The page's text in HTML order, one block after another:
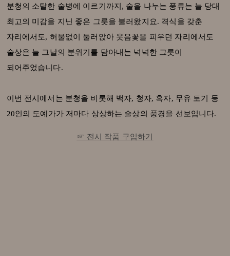
분청의 소탈한 술병에 이르기까지, 술을 나누는 풍류는 늘 당대
최고의 미감을 지닌 좋은 그릇을 불러왔지요. 격식을 갖춘
자리에서도, 허물없이 둘러앉아 웃음꽃을 피우던 자리에서도
술상은 늘 그날의 분위기를 담아내는 넉넉한 그릇이
되어주었습니다.
이번 전시에서는 분청을 비롯해 백자, 청자, 흑자, 무유 토기 등
20인의 도예가가 저마다 상상하는 술상의 풍경을 선보입니다.
☞ 전시 작품 구입하기